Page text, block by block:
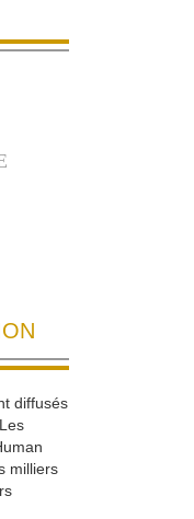
diffusés
milliers